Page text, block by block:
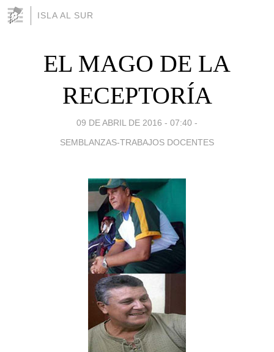
ISLA AL SUR
EL MAGO DE LA
RECEPTORÍA
09 DE ABRIL DE 2016 - 07:40 -
SEMBLANZAS-TRABAJOS DOCENTES